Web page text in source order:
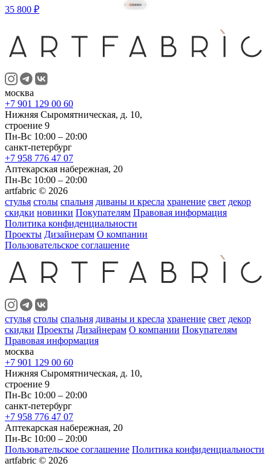
35 800 ₽
москва
+7 901 129 00 60
Нижняя Сыромятническая, д. 10,
строение 9
Пн-Вс 10:00 – 20:00
санкт-петербург
+7 958 776 47 07
Аптекарская набережная, 20
Пн-Вс 10:00 – 20:00
artfabric © 2026
стулья столы спальня диваны и кресла хранение свет декор
скидки новинки Покупателям Правовая информация
Политика конфиденциальности
Проекты Дизайнерам О компании
Пользовательское соглашение
стулья столы спальня диваны и кресла хранение свет декор
скидки Проекты Дизайнерам О компании Покупателям
Правовая информация
москва
+7 901 129 00 60
Нижняя Сыромятническая, д. 10,
строение 9
Пн-Вс 10:00 – 20:00
санкт-петербург
+7 958 776 47 07
Аптекарская набережная, 20
Пн-Вс 10:00 – 20:00
Пользовательское соглашение Политика конфиденциальности
artfabric © 2026